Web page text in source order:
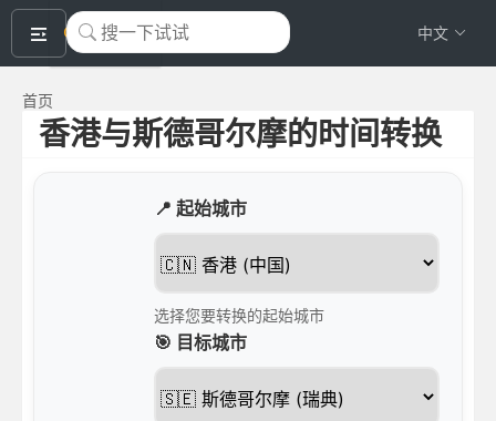
okeyTool 中文
首页
香港与斯德哥尔摩的时间转换
📍 起始城市
选择您要转换的起始城市
🎯 目标城市